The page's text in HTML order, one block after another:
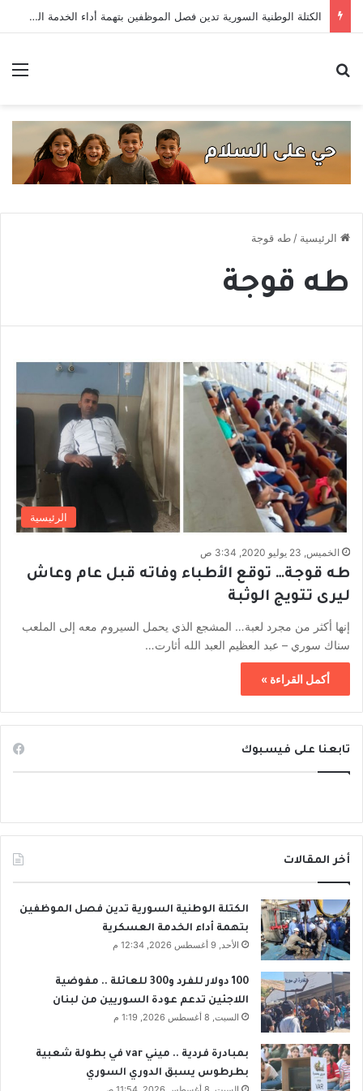
الكتلة الوطنية السورية تدين فصل الموظفين بتهمة أداء الخدمة العسكرية
الرئيسية / طه قوجة
طه قوجة
الرئيسية
الخميس, 23 يوليو 2020, 3:34 ص
طه قوجة… توقع الأطباء وفاته قبل عام وعاش
ليرى تتويج الوثبة
إنها أكثر من مجرد لعبة… المشجع الذي يحمل السيروم معه إلى الملعب
سناك سوري – عبد العظيم العبد الله أثارت…
أكمل القراءة »
تابعنا على فيسبوك
أخر المقالات
الكتلة الوطنية السورية تدين فصل الموظفين
بتهمة أداء الخدمة العسكرية
الأحد, 9 أغسطس 2026, 12:34 م
100 دولار للفرد و300 للعائلة .. مفوضية
اللاجئين تدعم عودة السوريين من لبنان
السبت, 8 أغسطس 2026, 1:19 م
بمبادرة فردية .. ميني var في بطولة شعبية
بطرطوس يسبق الدوري السوري